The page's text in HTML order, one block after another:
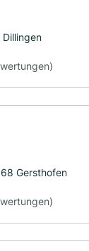
Gersthofen